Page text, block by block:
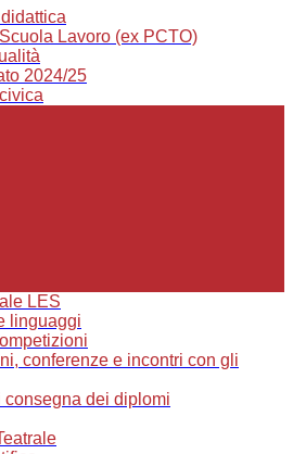
Lavoro (ex PCTO)
2024/25
LES
linguaggi
conferenze e incontri con gli
consegna dei diplomi